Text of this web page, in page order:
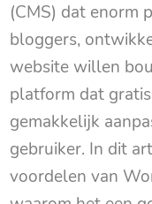
(CMS) dat enorm
bloggers,
website willen
platform dat
gemakkelijk
gebruiker. In dit
voordelen van